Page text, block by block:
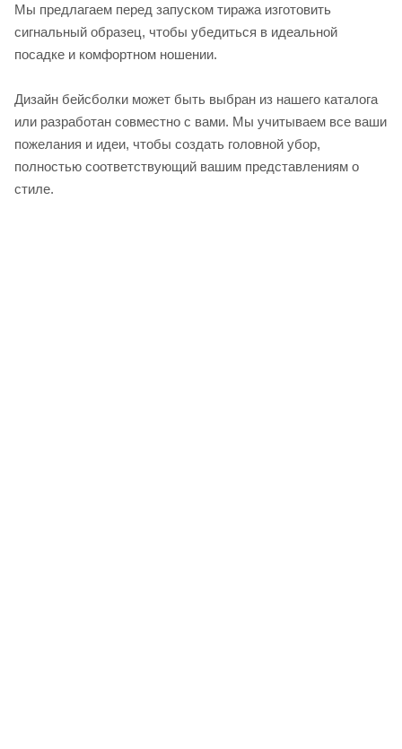
Мы предлагаем перед запуском тиража изготовить
сигнальный образец, чтобы убедиться в идеальной
посадке и комфортном ношении.
Дизайн бейсболки может быть выбран из нашего каталога
или разработан совместно с вами. Мы учитываем все ваши
пожелания и идеи, чтобы создать головной убор,
полностью соответствующий вашим представлениям о
стиле.